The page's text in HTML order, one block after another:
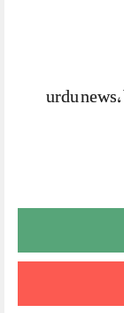
urdu news,